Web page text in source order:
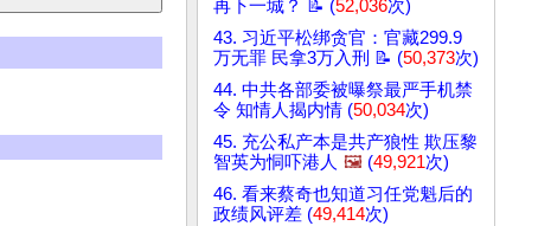
再下一城？ 📝 (52,036次)
43. 习近平松绑贪官：官藏299.9
万无罪 民拿3万入刑 📝 (50,373次)
44. 中共各部委被曝祭最严手机禁
令 知情人揭内情 (50,034次)
45. 充公私产本是共产狼性 欺压黎
智英为恫吓港人 🖼️ (49,921次)
46. 看来蔡奇也知道习任党魁后的
政绩风评差 (49,414次)